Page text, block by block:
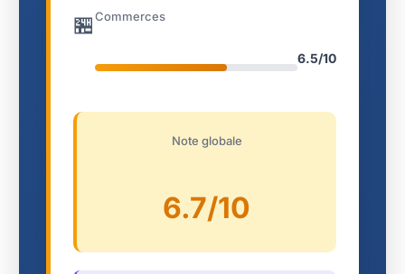
🏪Commerces
6.5/10
Note globale
6.7/10